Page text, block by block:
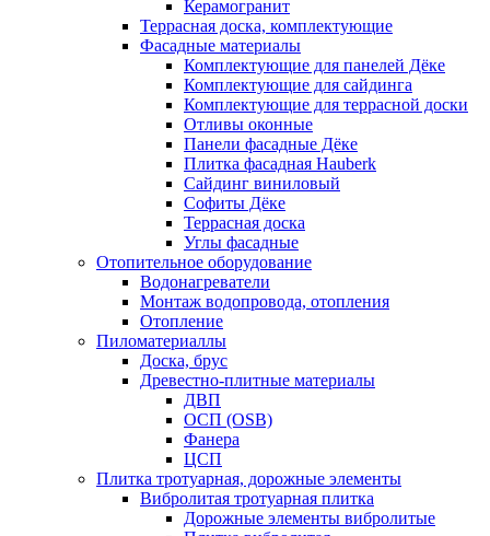
Керамогранит
Террасная доска, комплектующие
Фасадные материалы
Комплектующие для панелей Дёке
Комплектующие для сайдинга
Комплектующие для террасной доски
Отливы оконные
Панели фасадные Дёке
Плитка фасадная Hauberk
Сайдинг виниловый
Софиты Дёке
Террасная доска
Углы фасадные
Отопительное оборудование
Водонагреватели
Монтаж водопровода, отопления
Отопление
Пиломатериаллы
Доска, брус
Древестно-плитные материалы
ДВП
ОСП (OSB)
Фанера
ЦСП
Плитка тротуарная, дорожные элементы
Вибролитая тротуарная плитка
Дорожные элементы вибролитые